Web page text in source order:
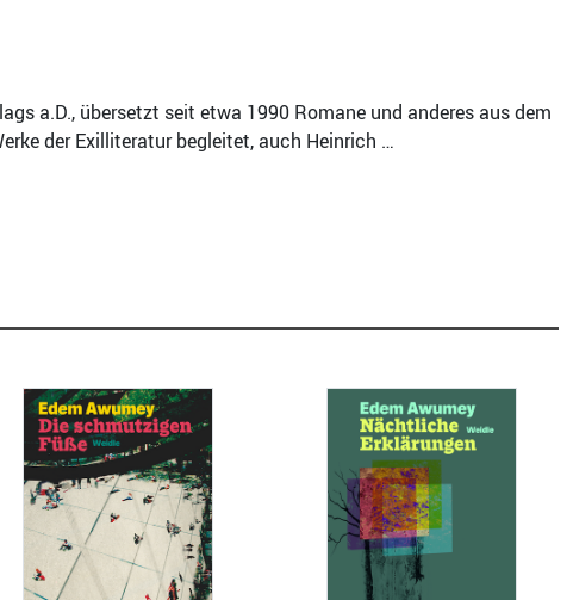
a.D., übersetzt seit etwa 1990 Romane und anderes aus dem
der Exilliteratur begleitet, auch Heinrich …